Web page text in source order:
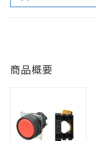
商品概要